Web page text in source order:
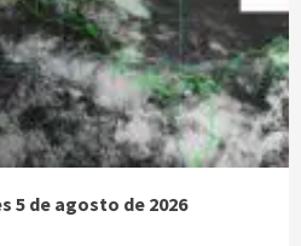
5 de agosto de 2026